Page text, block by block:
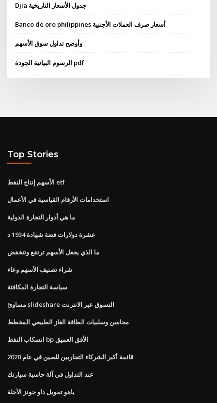
Djia جدول الأسعار التاريخية
Banco de oro philippines أسعار صرف العملات الأجنبية
وأوضح تداول سوق الأسهم
الرسوم البيانية الجودة pdf
Top Stories
الأسهم إنتاج النفط etf
استخدامات الأرقام القياسية في الأعمال
ما هي أدوار التجارة الدولية
عشرة دولارات فضة شهادة 1934 د
ما الذي يجعل الأسهم ترتفع وتنخفض
شراء تصنيف الأسهم وعاء
سياسة التجارة المكافئة
مساوئ slideshare التسوق عبر الانترنت
محاسن وسلبيات الطاقة الغاز الطبيعي المخطط
انسكاب النفط bp الأفق العميق
قائمة أكبر الشركاء التجاريين للصين في عام 2020
عند التداول في آلة حاسبة سيارتك
ياهو تمويل داو جونز الآجلة